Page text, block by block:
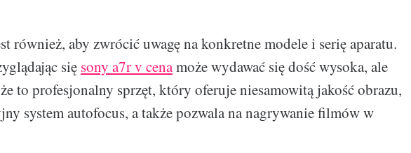
również, aby zwrócić uwagę na konkretne modele i serię aparatu.
się sony a7r v cenamoże wydawać się dość wysoka, ale
to profesjonalny sprzęt, który oferuje niesamowitą jakość obrazu,
system autofocus, a także pozwala na nagrywanie filmów w